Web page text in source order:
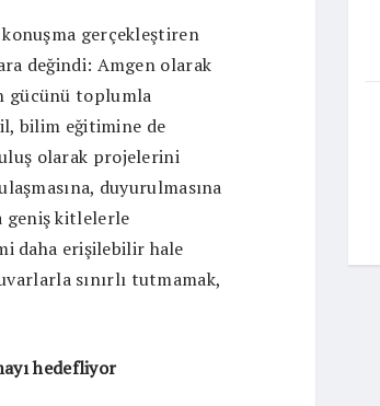
gerçekleştiren
değindi: Amgen olarak
gücünü toplumla
bilim eğitimine de
olarak projelerini
duyurulmasına
geniş kitlelerle
daha erişilebilir hale
sınırlı tutmamak,
hedefliyor